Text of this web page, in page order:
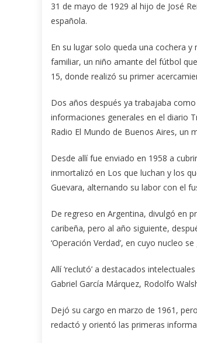
31 de mayo de 1929 al hijo de José
española.
En su lugar solo queda una cochera
familiar, un niño amante del fútbol
15, donde realizó su primer
Dos años después ya trabajaba
informaciones generales en el diario
Radio El Mundo de Buenos Aires, un
Desde allí fue enviado en 1958 a
inmortalizó en Los que luchan y los
Guevara, alternando su labor con el
De regreso en Argentina, divulgó en
caribeña, pero al año siguiente,
‘Operación Verdad’, en cuyo nucleo
Allí ‘reclutó’ a destacados
Gabriel García Márquez, Rodolfo
Dejó su cargo en marzo de 1961,
redactó y orientó las primeras